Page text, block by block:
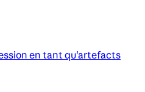
en tant qu'artefacts